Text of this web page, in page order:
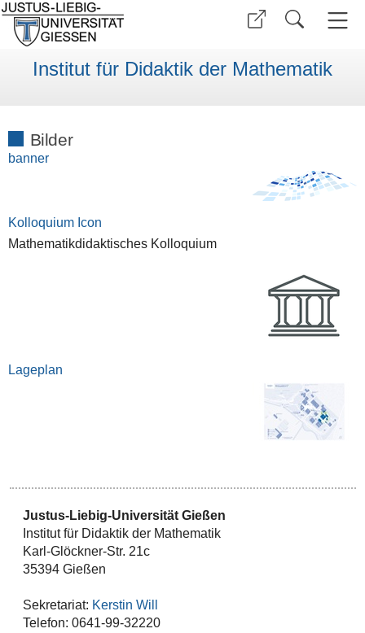
Institut für Didaktik der Mathematik
Bilder
banner
Kolloquium Icon
Mathematikdidaktisches Kolloquium
Lageplan
Justus-Liebig-Universität Gießen
Institut für Didaktik der Mathematik
Karl-Glöckner-Str. 21c
35394 Gießen
Sekretariat: Kerstin Will
Telefon: 0641-99-32220